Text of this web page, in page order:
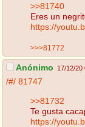
>>81740
Eres un
https://
>>>81772
Anónimo 17/12/20
/#/ 81747
>>81732
Te gusta
https://